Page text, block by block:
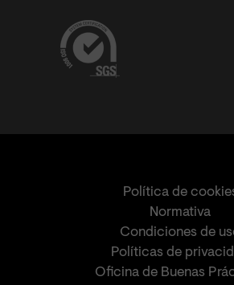
Política de
Normativa
Condiciones de
Políticas de
Oficina de Buenas